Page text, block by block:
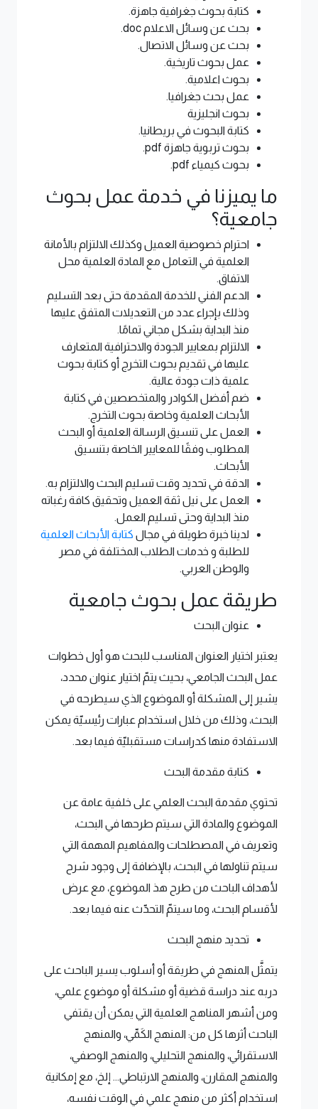
كتابة بحوث جغرافية جاهزة.
بحث عن وسائل الاعلام doc.
بحث عن وسائل الاتصال.
عمل بحوث تاريخية.
بحوث اعلامية.
عمل بحث جغرافيا.
بحوث انجليزية
كتابة البحوث في بريطانيا.
بحوث تربوية جاهزة pdf.
بحوث كيمياء pdf.
ما يميزنا في خدمة عمل بحوث
جامعية؟
احترام خصوصية العميل وكذلك الالتزام بالأمانة
العلمية في التعامل مع المادة العلمية محل
الاتفاق.
الدعم الفني للخدمة المقدمة حتى بعد التسليم
وذلك بإجراء عدد من التعديلات المتفق عليها
منذ البداية بشكل مجاني تمامًا.
الالتزام بمعايير الجودة والاحترافية المتعارف
عليها في تقديم بحوث التخرج أو كتابة بحوث
علمية ذات جودة عالية.
ضم أفضل الكوادر والمتخصصين في كتابة
الأبحاث العلمية وخاصة بحوث التخرج.
العمل على تنسيق الرسالة العلمية أو البحث
المطلوب وفقًا للمعايير الخاصة بتنسيق
الأبحاث.
الدقة في تحديد وقت تسليم البحث والالتزام به.
العمل على نيل ثقة العميل وتحقيق كافة رغباته
منذ البداية وحتى تسليم العمل.
لدينا خبرة طويلة في مجال كتابة الأبحاث العلمية
للطلبة و خدمات الطلاب المختلفة في مصر
والوطن العربي.
طريقة عمل بحوث جامعية
عنوان البحث
يعتبر اختيار العنوان المناسب للبحث هو أول خطوات
عمل البحث الجامعي، بحيث يتمّ اختيار عنوان محدد،
يشير إلى المشكلة أو الموضوع الذي سيطرحه في
البحث، وذلك من خلال استخدام عبارات رئيسيّة يمكن
الاستفادة منها كدراسات مستقبليّة فيما بعد.
كتابة مقدمة البحث
تحتوي مقدمة البحث العلمي على خلفية عامة عن
الموضوع والمادة التي سيتم طرحها في البحث،
وتعريف في المصطلحات والمفاهيم المهمة التي
سيتم تناولها في البحث، بالإضافة إلى وجود شرح
لأهداف الباحث من طرح هذ الموضوع، مع عرض
لأقسام البحث، وما سيتمّ التحدّث عنه فيما بعد.
تحديد منهج البحث
يتمثَّل المنهج في طريقة أو أسلوب يسير الباحث على
دربه عند دراسة قضية أو مشكلة أو موضوع علمي،
ومن أشهر المناهج العلمية التي يمكن أن يقتفي
الباحث أثرها كل من: المنهج الكَمِّي، والمنهج
الاستقرائي، والمنهج التحليلي، والمنهج الوصفي،
والمنهج المقارن، والمنهج الارتباطي... إلخ، مع إمكانية
استخدام أكثر من منهج علمي في الوقت نفسه،